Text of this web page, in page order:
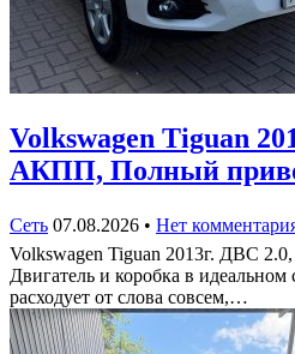
Volkswagen Tiguan
АКПП, Полный
Сеть 07.08.2026 • Нет
Volkswagen Tiguan 2013г. ДВС
Двигатель и коробка в идеальном
расходует от слова совсем,…